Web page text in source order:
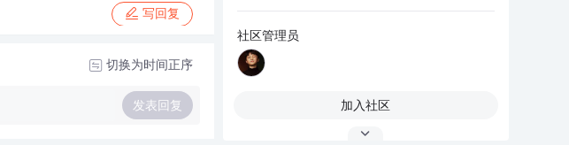
写回复
切换为时间正序
发表回复
社区管理员
加入社区